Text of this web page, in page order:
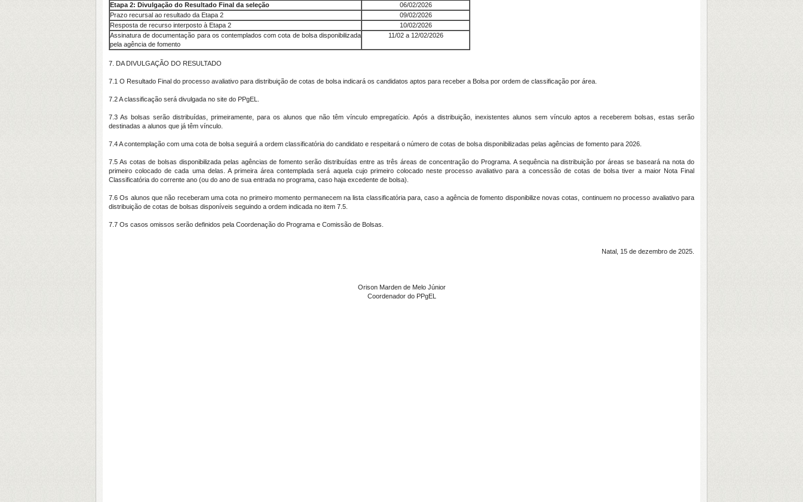
Etapa 2: Divulgação do Resultado Final da seleção
06/02/2026
Prazo recursal ao resultado da Etapa 2
09/02/2026
Resposta de recurso interposto à Etapa 2
10/02/2026
Assinatura de documentação para os contemplados com cota de bolsa disponibilizada
pela agência de fomento
11/02 a 12/02/2026
7. DA DIVULGAÇÃO DO RESULTADO
7.1 O Resultado Final do processo avaliativo para distribuição de cotas de bolsa indicará os candidatos aptos para receber a Bolsa por ordem de classificação por área.
7.2 A classificação será divulgada no site do PPgEL.
7.3 As bolsas serão distribuídas, primeiramente, para os alunos que não têm vínculo empregatício. Após a distribuição, inexistentes alunos sem vínculo aptos a receberem bolsas, estas serão
destinadas a alunos que já têm vínculo.
7.4 A contemplação com uma cota de bolsa seguirá a ordem classificatória do candidato e respeitará o número de cotas de bolsa disponibilizadas pelas agências de fomento para 2026.
7.5 As cotas de bolsas disponibilizada pelas agências de fomento serão distribuídas entre as três áreas de concentração do Programa. A sequência na distribuição por áreas se baseará na nota do
primeiro colocado de cada uma delas. A primeira área contemplada será aquela cujo primeiro colocado neste processo avaliativo para a concessão de cotas de bolsa tiver a maior Nota Final
Classificatória do corrente ano (ou do ano de sua entrada no programa, caso haja excedente de bolsa).
7.6 Os alunos que não receberam uma cota no primeiro momento permanecem na lista classificatória para, caso a agência de fomento disponibilize novas cotas, continuem no processo avaliativo para
distribuição de cotas de bolsas disponíveis seguindo a ordem indicada no item 7.5.
7.7 Os casos omissos serão definidos pela Coordenação do Programa e Comissão de Bolsas.
Natal, 15 de dezembro de 2025.
Orison Marden de Melo Júnior
Coordenador do PPgEL